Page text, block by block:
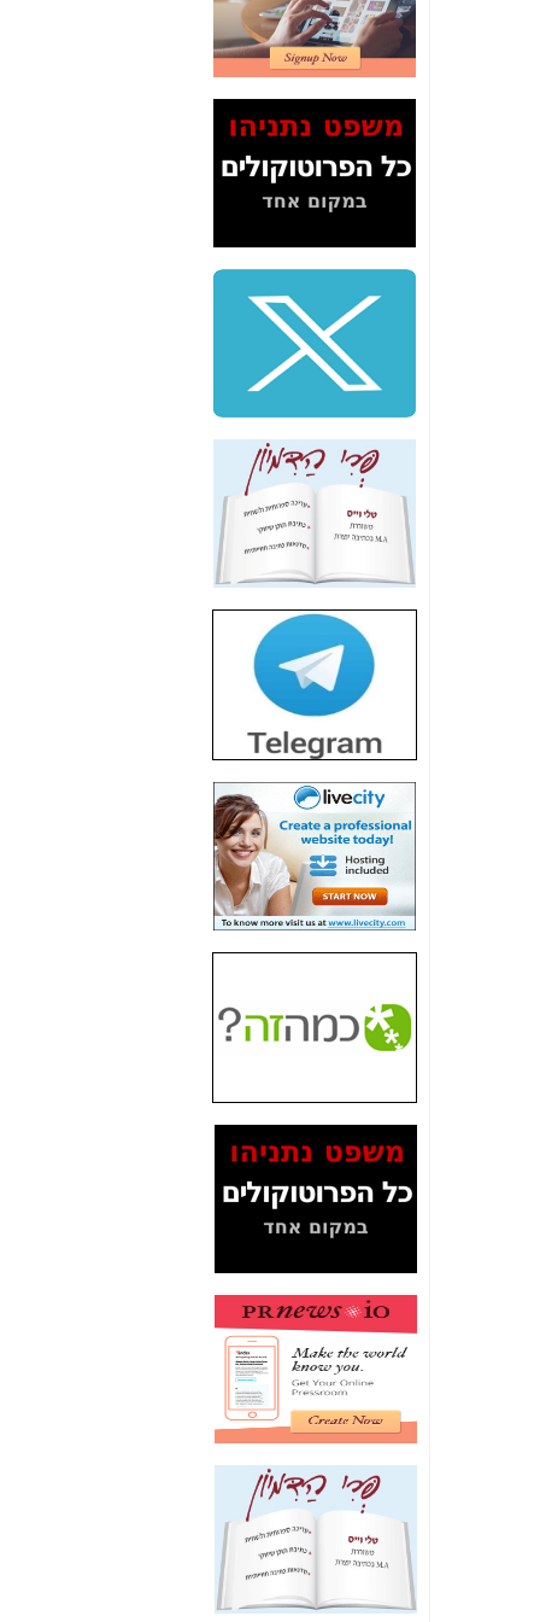
2" על תעלולי השר
משה כחלון -כאן
הסלולר" ואיך מסרסים
את הנתונים לציבור -
כאן
סיכום ביקור בסיליקון
שלמה פילבר (עד
לאחרונה מנכ"ל משרד
התקשורת) - עד
מדינה? הצחקתם
אותי! -
"יש אפליה בחקירה"?
חשיפה: למה השר
משה כחלון לא נחקר
עד היום? -
כאן
הדומה לזו של "תיק
4000" אך בתחום
הסלולר -
חשיפת מה שלא
רוצים שתדעו בעניין
פריסת אנלימיטד
(בניחוח בלתי נסבל) -
כאן
חשיפה: איוב קרא
אישר לקבוצת סלקום
בדיוק מה שביבי אישר
כאן
האם השר איוב קרא
היה צריך בכלל לחתום
על האישור, שנתן
האם ביבי וקרא קבלו
בכלל תמורה עבור
המסמכים בנושא בזק-
Yes (תיק 4000)
לאיש הלא נכון! -כאן
עובדות ומסמכים
תקשורת עזר לקב'
בזק? - כאן
מה מקור ה-Fake
News שהביא לתפירת
תיק לביבי והעלמת
החשודים הנכונים -כאן
אחת הרגליים של "תיק
4000 התפור"
התמוטטה היום
בניצחון (כפול) של בזק
כאן
איך כתבות מפנקות